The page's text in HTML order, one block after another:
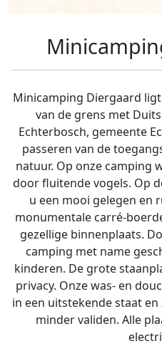
Minicamping Diergaard
van de grens met
Echterbosch, gemeente
passeren van de
natuur. Op onze camping
door fluitende vogels. Op
u een mooi gelegen en
monumentale carré-
gezellige binnenplaats.
camping met name
kinderen. De grote
privacy. Onze was- en
in een uitstekende staat
minder validen. Alle